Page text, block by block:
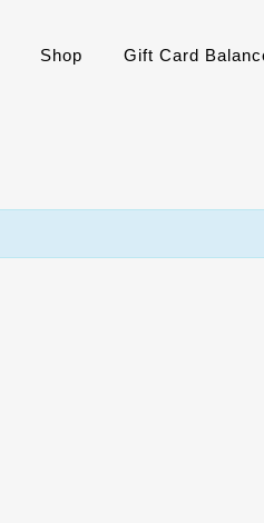
Shop Gift Card